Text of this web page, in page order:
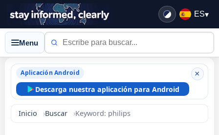
ES▾
Menu
Aplicación Android
Descarga nuestra aplicación para Android
×
Inicio Buscar Keyword: philips